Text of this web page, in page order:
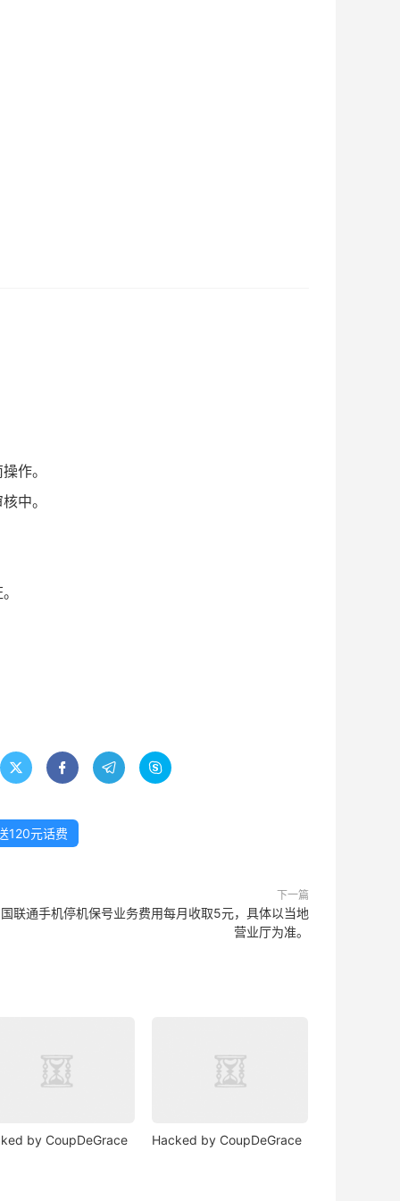
作。
中。
   
120元话费
下一篇
联通手机停机保号业务费用每月收取5元，具体以当地
营业厅为准。
by CoupDeGrace Hacked by CoupDeGrace